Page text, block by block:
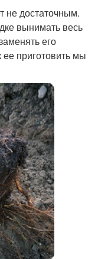
не достаточным.
вынимать весь
его
приготовить мы